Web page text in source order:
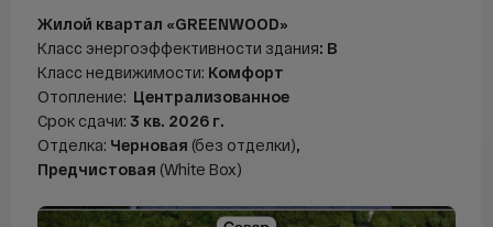
Жилой квартал «GREENWOOD»
Класс энергоэффективности здания: В
Класс недвижимости: Комфорт
Отопление: Централизованное
Срок сдачи: 3 кв. 2026 г.
Отделка: Черновая (без отделки),
Предчистовая (White Box)